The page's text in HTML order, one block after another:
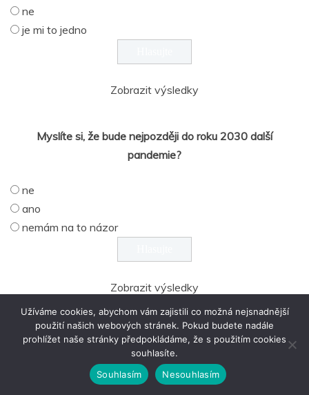
ne
je mi to jedno
Zobrazit výsledky
Myslíte si, že bude nejpozději do roku 2030 další
pandemie?
ne
ano
nemám na to názor
Zobrazit výsledky
Užíváme cookies, abychom vám zajistili co možná nejsnadnější
použití našich webových stránek. Pokud budete nadále
prohlížet naše stránky předpokládáme, že s použitím cookies
souhlasíte.
Souhlasím
Nesouhlasím